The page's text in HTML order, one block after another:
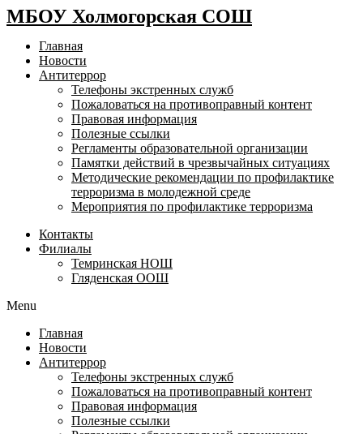
МБОУ Холмогорская СОШ
Главная
Новости
Антитеррор
Телефоны экстренных служб
Пожаловаться на противоправный контент
Правовая информация
Полезные ссылки
Регламенты образовательной организации
Памятки действий в чрезвычайных ситуациях
Методические рекомендации по профилактике
терроризма в молодежной среде
Мероприятия по профилактике терроризма
Контакты
Филиалы
Темринская НОШ
Гляденская ООШ
Menu
Главная
Новости
Антитеррор
Телефоны экстренных служб
Пожаловаться на противоправный контент
Правовая информация
Полезные ссылки